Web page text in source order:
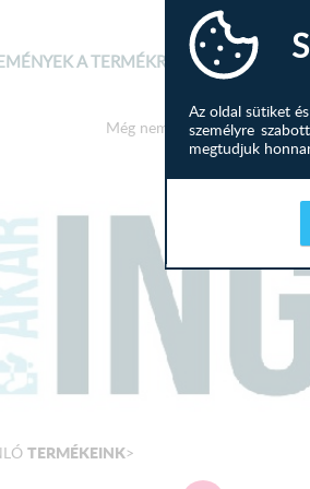
A TERMÉKRŐL
Még nem írtak véleményt a
TERMÉKEINK>
Az oldal sütiket
személyre
megtudjuk